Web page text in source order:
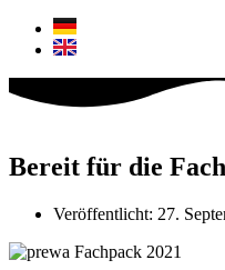
Bereit für die
Veröffentlicht: 27.